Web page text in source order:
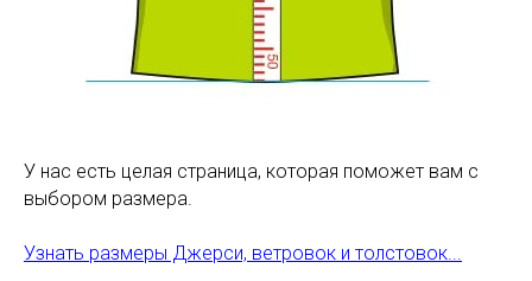
У нас есть целая страница, которая поможет вам с
выбором размера.
Узнать размеры Джерси, ветровок и толстовок...